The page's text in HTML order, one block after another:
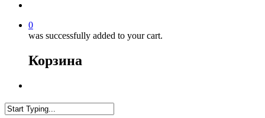
0
was successfully added to your cart.
Корзина